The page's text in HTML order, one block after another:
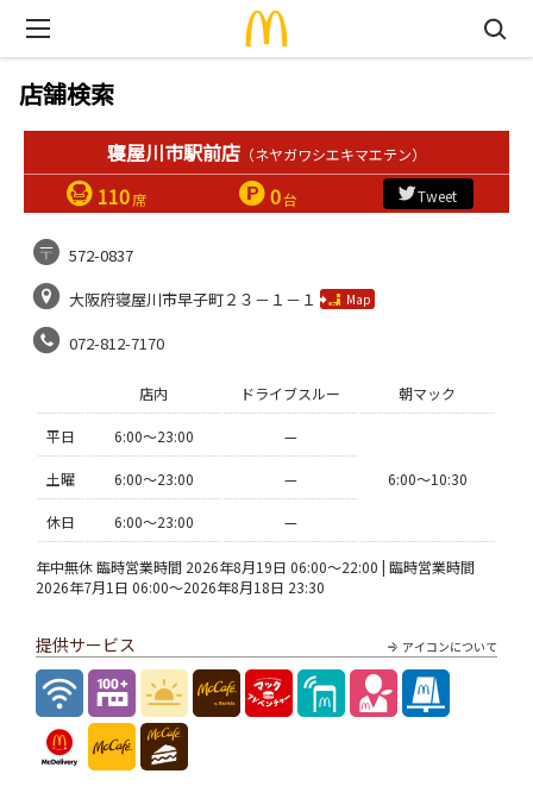
店舗検索
寝屋川市駅前店 （ネヤガワシエキマエテン）
110 席 0台 Tweet
572-0837
大阪府寝屋川市早子町２３－１－１
Map
072-812-7170
店内 ドライブスルー 朝マック
平日 6:00〜23:00 —
6:00〜10:30
土曜 6:00〜23:00 —
休日 6:00〜23:00 —
年中無休 臨時営業時間 2026年8月19日 06:00～22:00 | 臨時営業時間
2026年7月1日 06:00～2026年8月18日 23:30
アイコンについて
提供サービス